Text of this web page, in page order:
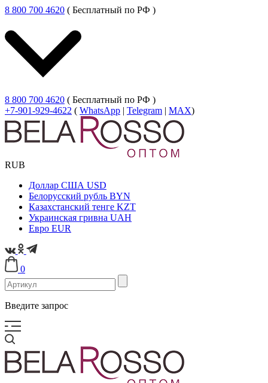
8 800 700 4620 ( Бесплатный по РФ )
8 800 700 4620 ( Бесплатный по РФ )
+7-901-929-4622 ( WhatsApp | Telegram | MAX)
RUB
Доллар США USD
Белорусский рубль BYN
Казахстанский тенге KZT
Украинская гривна UAH
Евро EUR
0
Введите запрос